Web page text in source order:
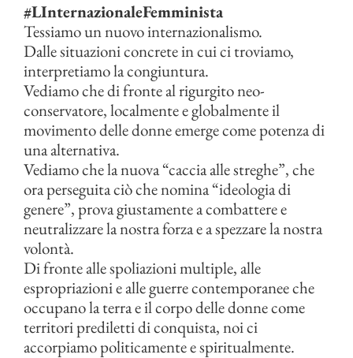
#LInternazionaleFemminista
Tessiamo un nuovo internazionalismo.
Dalle situazioni concrete in cui ci troviamo,
interpretiamo la congiuntura.
Vediamo che di fronte al rigurgito neo-
conservatore, localmente e globalmente il
movimento delle donne emerge come potenza di
una alternativa.
Vediamo che la nuova “caccia alle streghe”, che
ora perseguita ciò che nomina “ideologia di
genere”, prova giustamente a combattere e
neutralizzare la nostra forza e a spezzare la nostra
volontà.
Di fronte alle spoliazioni multiple, alle
espropriazioni e alle guerre contemporanee che
occupano la terra e il corpo delle donne come
territori prediletti di conquista, noi ci
accorpiamo politicamente e spiritualmente.